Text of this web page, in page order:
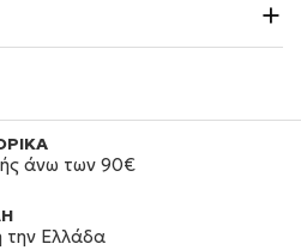
άνω των 90€
την Ελλάδα